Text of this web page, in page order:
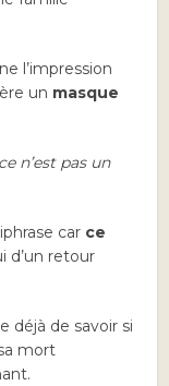
l’impression
un masque
ce n’est pas un
car ce
d’un retour
déjà de savoir si
mort